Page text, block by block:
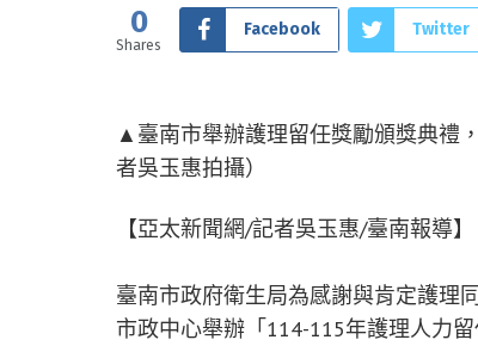
0
Shares
Facebook Twitter
▲臺南市舉辦護理留任獎勵頒獎典禮
者吳玉惠拍攝）
【亞太新聞網/記者吳玉惠/臺南報導】
臺南市政府衛生局為感謝與肯定護理
市政中心舉辦「114-115年護理人力